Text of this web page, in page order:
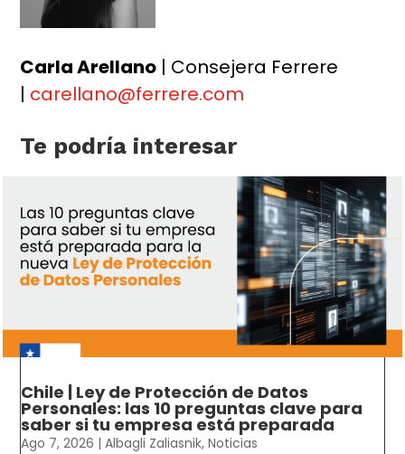
Carla Arellano | Consejera Ferrere
| carellano@ferrere.com
Te podría interesar
Chile | Ley de Protección de Datos
Personales: las 10 preguntas clave para
saber si tu empresa está preparada
Ago 7, 2026 |Albagli Zaliasnik,Noticias